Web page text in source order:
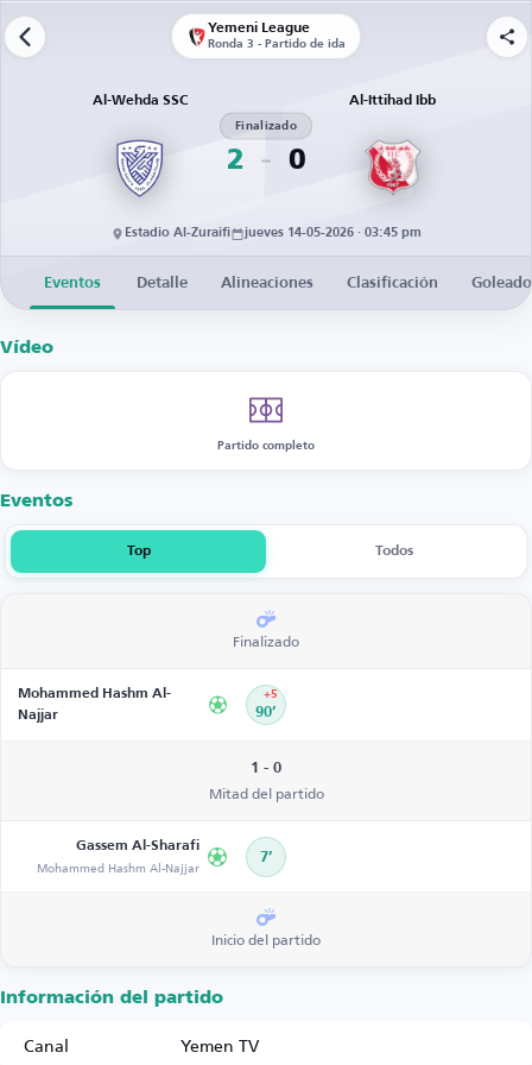
Yemeni League
Ronda 3 - Partido de ida
Al-Wehda SSC
2
Finalizado
0
Al-Ittihad Ibb
Estadio Al-Zuraifi jueves 14-05-2026 · 03:45 pm
Eventos Detalle Alineaciones Clasificación
Vídeo
Partido completo
Eventos
Top Todos
Finalizado
Mohammed Hashm Al-
Najjar
90’
+5
1 - 0
Mitad del partido
Gassem Al-Sharafi
Mohammed Hashm Al-Najjar 7’
Inicio del partido
Información del partido
Canal Yemen TV